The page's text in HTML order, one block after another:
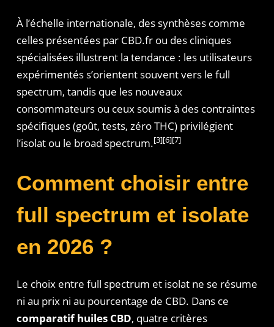
À l’échelle internationale, des synthèses comme
celles présentées par CBD.fr ou des cliniques
spécialisées illustrent la tendance : les utilisateurs
expérimentés s’orientent souvent vers le full
spectrum, tandis que les nouveaux
consommateurs ou ceux soumis à des contraintes
spécifiques (goût, tests, zéro THC) privilégient
l’isolat ou le broad spectrum.[3][6][7]
Comment choisir entre
full spectrum et isolate
en 2026 ?
Le choix entre full spectrum et isolat ne se résume
ni au prix ni au pourcentage de CBD. Dans ce
comparatif huiles CBD, quatre critères